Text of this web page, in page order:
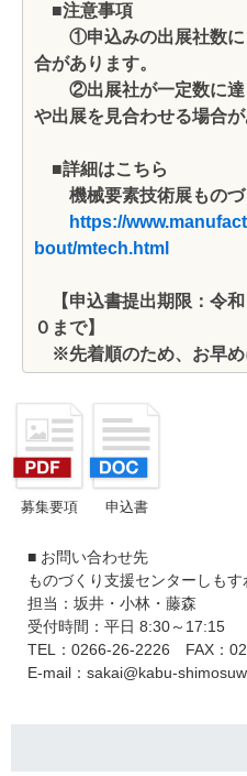
■注意事項
①申込みの出展社数に
合があります。
②出展社が一定数に達
や出展を見合わせる場合が
■詳細はこちら
機械要素技術展ものづ
https://
bout/mtech.html
【申込書提出期限：令
０まで】
※先着順のため、お早め
募集要項 申込書
■ お問い合わせ先
ものづくり支援センターしもす
担当：坂井・小林・藤森
受付時間：平日 8:30～17:15
TEL：0266-26-2226 FAX：
E-mail：sakai@kabu-